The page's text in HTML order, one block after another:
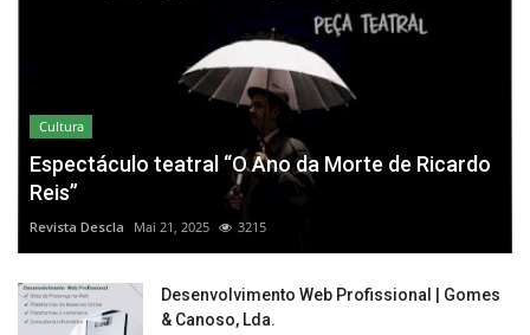
Cultura
Espectáculo teatral “O Ano da Morte de Ricardo
Reis”
Revista Descla Mai 21, 2025 3215
Desenvolvimento Web Profissional | Gomes
& Canoso, Lda.